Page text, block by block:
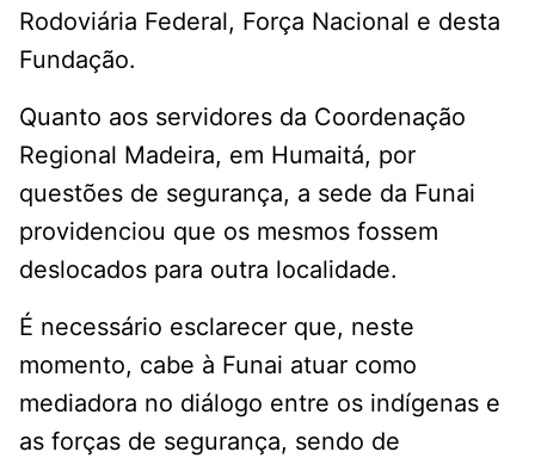
Rodoviária Federal, Força Nacional e desta
Fundação.
Quanto aos servidores da Coordenação
Regional Madeira, em Humaitá, por
questões de segurança, a sede da Funai
providenciou que os mesmos fossem
deslocados para outra localidade.
É necessário esclarecer que, neste
momento, cabe à Funai atuar como
mediadora no diálogo entre os indígenas e
as forças de segurança, sendo de